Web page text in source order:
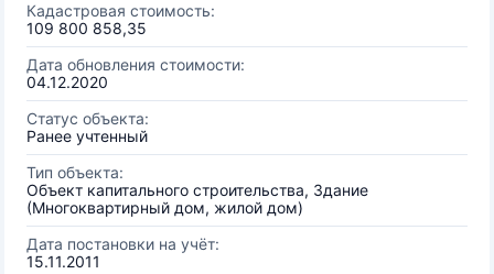
Кадастровая стоимость:
109 800 858,35
Дата обновления стоимости:
04.12.2020
Статус объекта:
Ранее учтенный
Тип объекта:
Объект капитального строительства, Здание
(Многоквартирный дом, жилой дом)
Дата постановки на учёт:
15.11.2011